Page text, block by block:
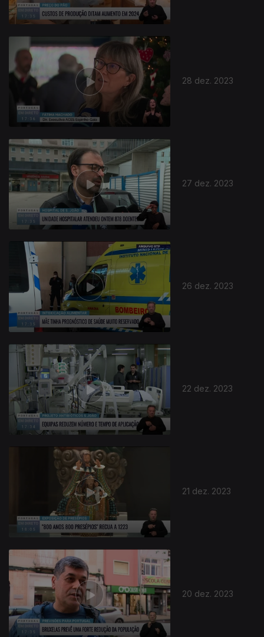
28 dez. 2023
27 dez. 2023
26 dez. 2023
22 dez. 2023
21 dez. 2023
20 dez. 2023